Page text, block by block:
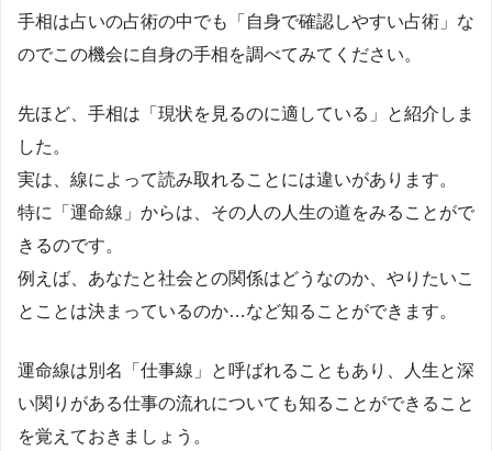
手相は占いの占術の中でも「自身で確認しやすい占術」な
のでこの機会に自身の手相を調べてみてください。
先ほど、手相は「現状を見るのに適している」と紹介しま
した。
実は、線によって読み取れることには違いがあります。
特に「運命線」からは、その人の人生の道をみることがで
きるのです。
例えば、あなたと社会との関係はどうなのか、やりたいこ
とことは決まっているのか…など知ることができます。
運命線は別名「仕事線」と呼ばれることもあり、人生と深
い関りがある仕事の流れについても知ることができること
を覚えておきましょう。